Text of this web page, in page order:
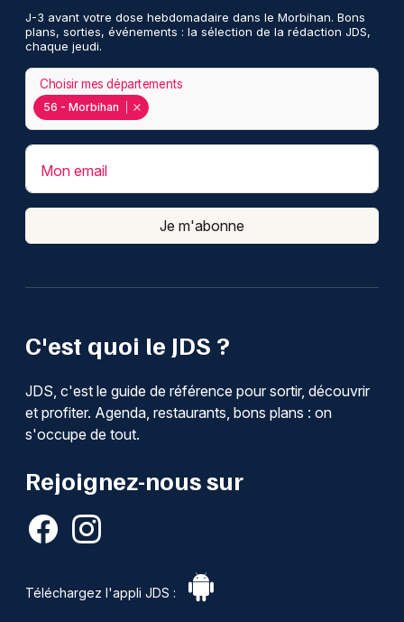
C'est quoi le JDS ?
JDS, c'est le guide de référence pour sortir, découvrir
et profiter. Agenda, restaurants, bons plans : on
s'occupe de tout.
Rejoignez-nous sur
Téléchargez l'appli JDS :
J-3 avant votre dose hebdomadaire dans le Morbihan. Bons
plans, sorties, événements : la sélection de la rédaction JDS,
chaque jeudi.
56 - Morbihan
Choisir mes départements
Mon email
Je m'abonne